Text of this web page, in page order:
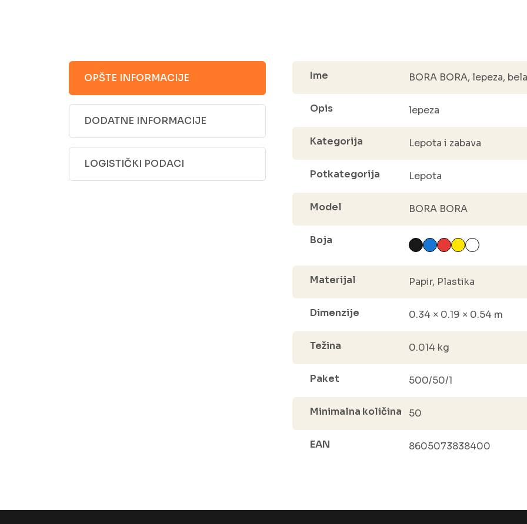
OPŠTE INFORMACIJE
DODATNE INFORMACIJE
LOGISTIČKI PODACI
Ime BORA BORA, lepeza, bela
Opis lepeza
Kategorija Lepota i zabava
Potkategorija Lepota
Model BORA BORA
Boja
Materijal Papir, Plastika
Dimenzije 0.34 × 0.19 × 0.54 m
Težina 0.014 kg
Paket 500/50/1
Minimalna količina 50
EAN 8605073838400